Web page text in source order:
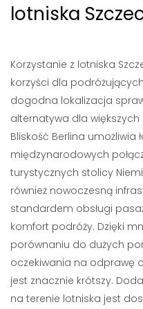
lotniska
Korzystanie z lotniska
korzyści dla
dogodna lokalizacja
alternatywa dla
Bliskość Berlina umożliwia
międzynarodowych
turystycznych stolicy
również nowoczesną
standardem obsługi
komfort podróży. Dzięki
porównaniu do dużych
oczekiwania na odprawę
jest znacznie krótszy.
na terenie lotniska jest